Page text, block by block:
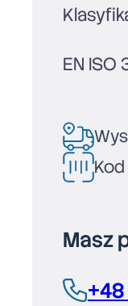
EN ISO
Masz